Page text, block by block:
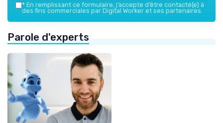
* En remplissant ce formulaire, j’accepte d’être contacté(e) à
des fins commerciales par Digital Worker et ses partenaires.
Parole d'experts